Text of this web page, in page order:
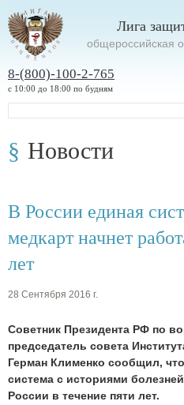
Лига
oбщероссийская
8-(800)-100-2-765
с 10:00 до 18:00 по будням
Новости
В России единая
медкарт начнет
лет
28 Сентября 2016 г.
Советник Президента РФ по
председатель совета
Герман Клименко сообщил,
система с историями
России в течение пяти лет.